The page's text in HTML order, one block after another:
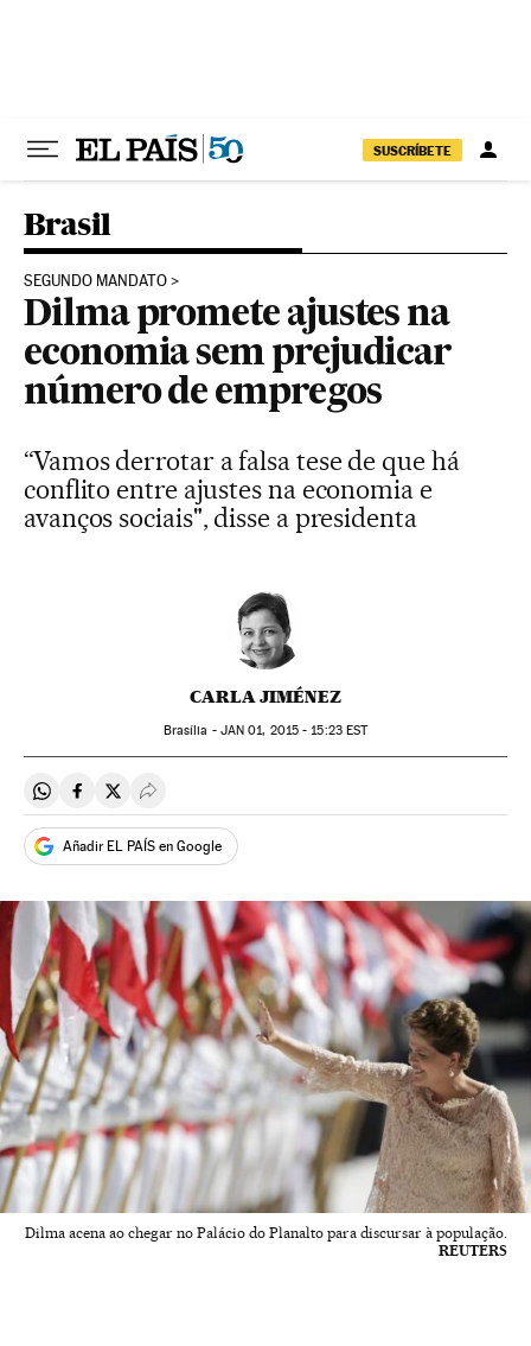
SUSCRÍBETE
Brasil
SEGUNDO MANDATO
Dilma promete ajustes na
economia sem prejudicar
número de empregos
“Vamos derrotar a falsa tese de que há
conflito entre ajustes na economia e
avanços sociais", disse a presidenta
CARLA JIMÉNEZ
Brasília - JAN 01, 2015 - 15:23EST
Compartir en Whatsapp
Compartir en Facebook
Compartir en Twitter
Desplegar Redes Sociales
Añadir EL PAÍS en Google
Dilma acena ao chegar no Palácio do Planalto para discursar à população.
REUTERS